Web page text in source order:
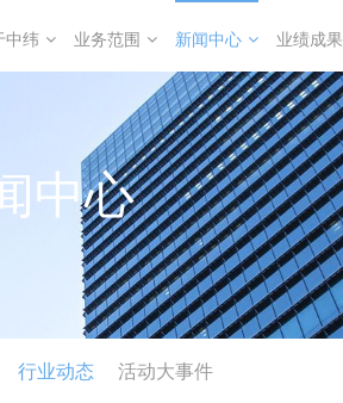
中纬 业务范围 新闻中心 业绩成果
中心
行业动态 活动大事件